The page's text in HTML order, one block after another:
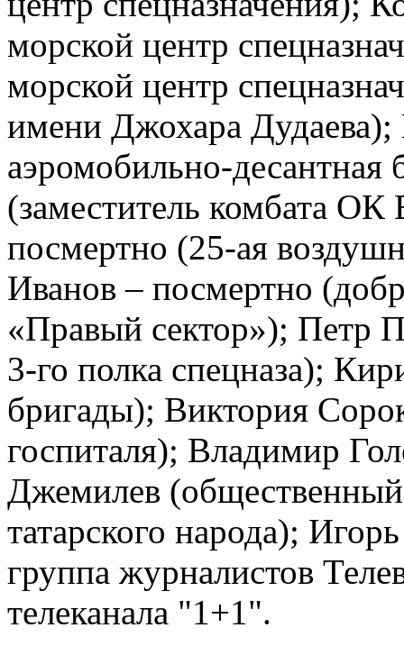
морской центр
морской центр
имени Джохара Дудаева);
аэромобильно-десантная
(заместитель комбата
посмертно (25-ая
Иванов – посмертно
«Правый сектор»); Петр
3-го полка спецназа);
бригады); Виктория
госпиталя); Владимир
Джемилев
татарского народа);
группа журналистов
телеканала "1+1".